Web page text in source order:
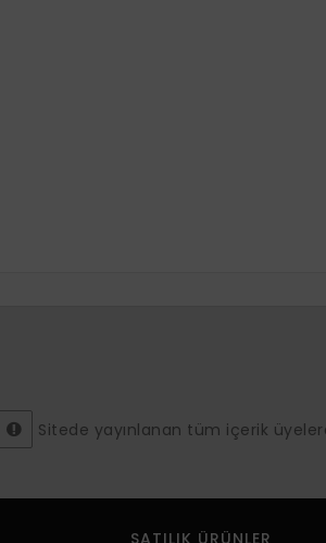
Sitede yayınlanan tüm içerik
SATILIK ÜRÜNLER